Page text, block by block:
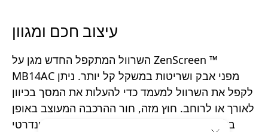
עיצוב חכם ומגוון
השרוול המתקפל החדש מגן על ZenScreen ™
MB14AC מפני אבק ושריטות במשקל קל יותר. ניתן
לקפל את השרוול למעמד כדי להעלות את המסך בכיוון
לאורך או לרוחב. חוץ מזה, חור ההרכבה המעוצב באופן
בלעדי בכיסוי האחורי, התומך בחוט בורג סטנדרטי